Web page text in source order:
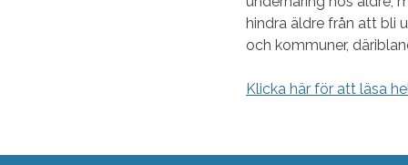
hindra äldre från att bli
och kommuner,
Klicka här för att läsa